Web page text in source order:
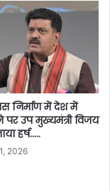
निर्माण में देश में
उप मुख्यमंत्री विजय
हर्ष…..
2026